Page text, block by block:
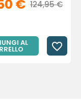
€ 124,95 €
AL favorite_border